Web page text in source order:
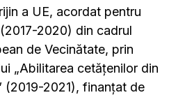
a UE, acordat pentru
2020) din cadrul
de Vecinătate, prin
„Abilitarea cetățenilor din
(2019-2021), finanțat de